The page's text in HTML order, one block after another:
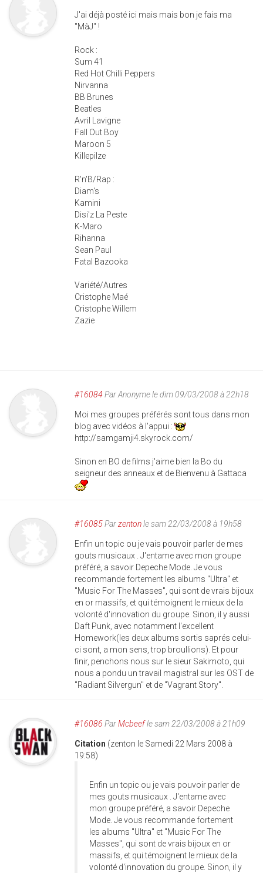
J'ai déjà posté ici mais mais bon je fais ma
"MàJ" !
Rock :
Sum 41
Red Hot Chilli Peppers
Nirvanna
BB Brunes
Beatles
Avril Lavigne
Fall Out Boy
Maroon 5
Killepilze
R'n'B/Rap :
Diam's
Kamini
Disi'z La Peste
K-Maro
Rihanna
Sean Paul
Fatal Bazooka
Variété/Autres
Cristophe Maé
Cristophe Willem
Zazie
#16084 ParAnonymele dim 09/03/2008 à 22h18
Moi mes groupes préférés sont tous dans mon
blog avec vidéos à l'appui :
http://samgamji4.skyrock.com/
Sinon en BO de films j'aime bien la Bo du
seigneur des anneaux et de Bienvenu à Gattaca
#16085Parzentonle sam 22/03/2008 à 19h58
Enfin un topic ou je vais pouvoir parler de mes
gouts musicaux . J'entame avec mon groupe
préféré, a savoir Depeche Mode. Je vous
recommande fortement les albums "Ultra" et
"Music For The Masses", qui sont de vrais bijoux
en or massifs, et qui témoignent le mieux de la
volonté d'innovation du groupe. Sinon, il y aussi
Daft Punk, avec notamment l'excellent
Homework(les deux albums sortis saprés celui-
ci sont, a mon sens, trop broullions). Et pour
finir, penchons nous sur le sieur Sakimoto, qui
nous a pondu un travail magistral sur les OST de
"Radiant Silvergun" et de "Vagrant Story".
#16086 ParMcbeefle sam 22/03/2008 à 21h09
Citation (zenton le Samedi 22 Mars 2008 à
19:58)
Enfin un topic ou je vais pouvoir parler de
mes gouts musicaux . J'entame avec
mon groupe préféré, a savoir Depeche
Mode. Je vous recommande fortement
les albums "Ultra" et "Music For The
Masses", qui sont de vrais bijoux en or
massifs, et qui témoignent le mieux de la
volonté d'innovation du groupe. Sinon, il y